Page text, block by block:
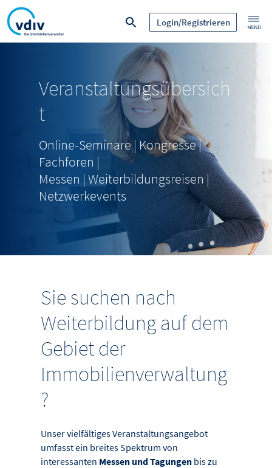
Login/Registrieren
Veranstaltungsübersich
t
Online-Seminare | Kongresse |
Fachforen |
Messen | Weiterbildungsreisen |
Netzwerkevents
Sie suchen nach
Weiterbildung auf dem
Gebiet der
Immobilienverwaltung
?
Unser vielfältiges Veranstaltungsangebot
umfasst ein breites Spektrum von
interessanten Messen und Tagungen bis zu